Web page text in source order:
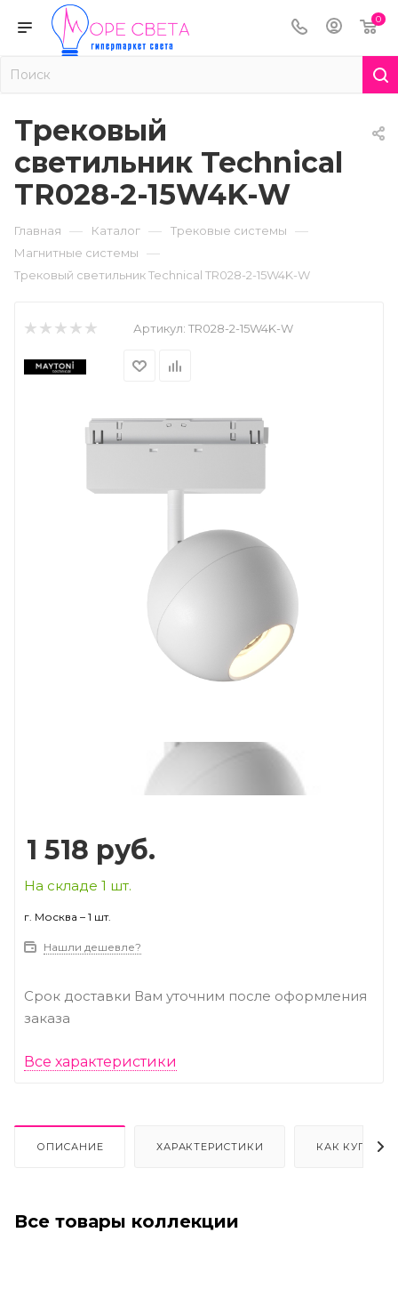
0
Трековый
светильник Technical
TR028-2-15W4K-W
Главная — Каталог — Трековые системы —
Магнитные системы —
Трековый светильник Technical TR028-2-15W4K-W
Артикул: TR028-2-15W4K-W
1 518 руб.
На складе 1 шт.
г. Москва – 1 шт.
Нашли дешевле?
Срок доставки Вам уточним после оформления
заказа
Все характеристики
ОПИСАНИЕ ХАРАКТЕРИСТИКИ КАК КУПИТЬ
Все товары коллекции